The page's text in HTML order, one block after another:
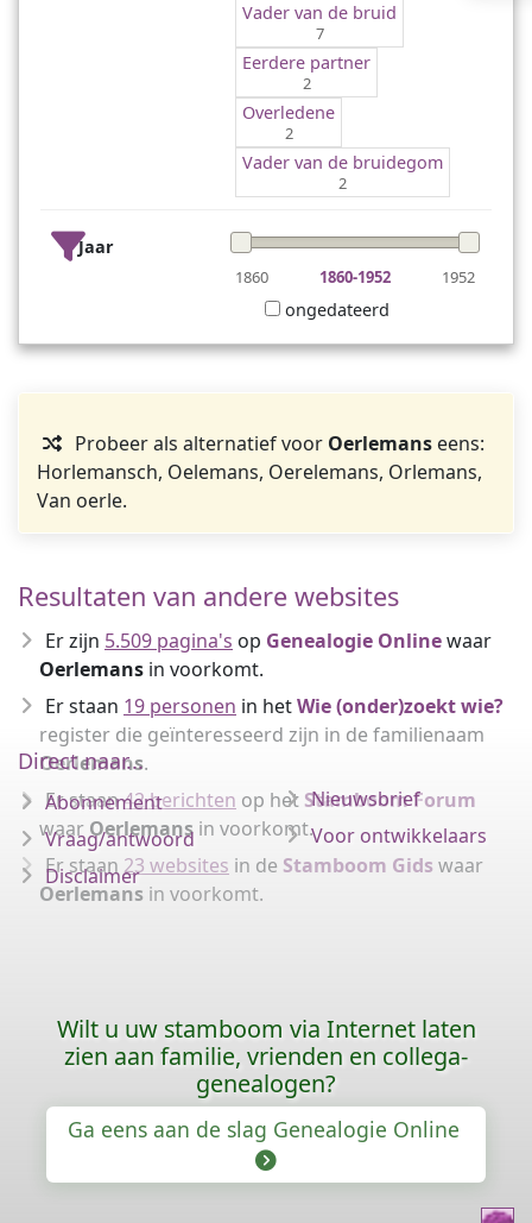
Vader van de bruid
7
Eerdere partner
2
Overledene
2
Vader van de bruidegom
2
Jaar
1860 1952
1860-1952
ongedateerd
Probeer als alternatief voor Oerlemanseens:
Horlemansch, Oelemans, Oerelemans, Orlemans,
Van oerle.
Resultaten van andere websites
Er zijn 5.509 pagina's op Genealogie Onlinewaar
Oerlemans in voorkomt.
Er staan 19 personen in hetWie (onder)zoekt wie?
register die geïnteresseerd zijn in de familienaam
Oerlemans.
Er staan42 berichten op het Stamboom Forum
waar Oerlemans in voorkomt.
Er staan 23 websites in de Stamboom Gids waar
Oerlemans in voorkomt.
Direct naar...
Abonnement
Vraag/antwoord
Disclaimer
Nieuwsbrief
Voor ontwikkelaars
Wilt u uw stamboom via Internet laten
zien aan familie, vrienden en collega-
genealogen?
Ga eens aan de slag Genealogie Online